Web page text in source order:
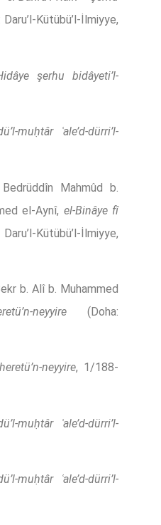
Kütübü’l-İlmiyye,
şerhu bidâyeti’l-
muḥtâr ʿale’d-dürri’l-
Mahmûd b.
el-Aynî, el-Binâye fî
Kütübü’l-İlmiyye,
b. Alî b. Muhammed
neyyire (Doha:
neyyire, 1/188-
muḥtâr ʿale’d-dürri’l-
muḥtâr ʿale’d-dürri’l-